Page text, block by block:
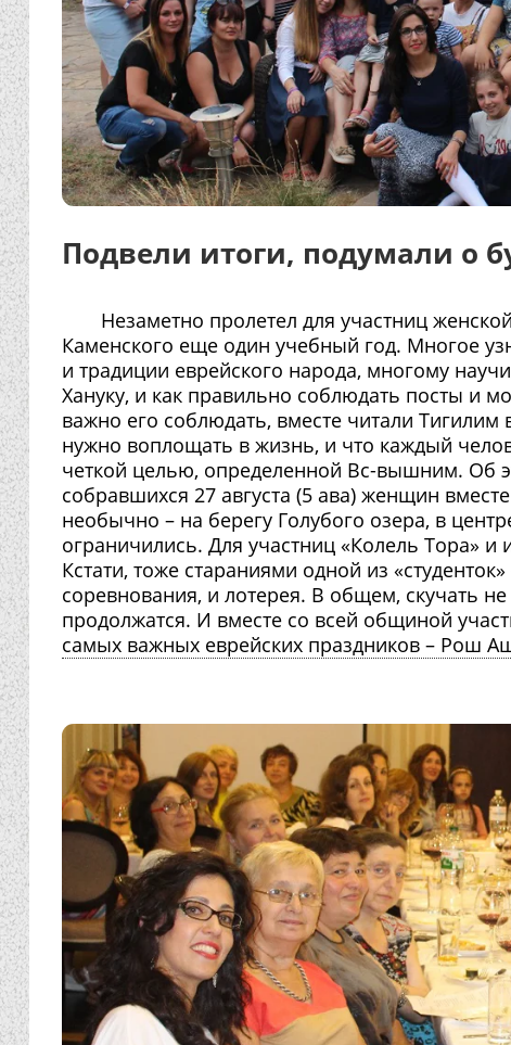
Подвели итоги, подумали о
Незаметно пролетел для участниц
Каменского еще один учебный год. Многое
и традиции еврейского народа, многому
Хануку, и как правильно соблюдать посты и
важно его соблюдать, вместе читали
нужно воплощать в жизнь, и что каждый
четкой целью, определенной Вс-вышним. Об
собравшихся 27 августа (5 ава) женщин
необычно – на берегу Голубого озера, в
ограничились. Для участниц «Колель Тора»
Кстати, тоже стараниями одной из
соревнования, и лотерея. В общем, скучать
продолжатся. И вместе со всей общиной
самых важных еврейских праздников – Рош